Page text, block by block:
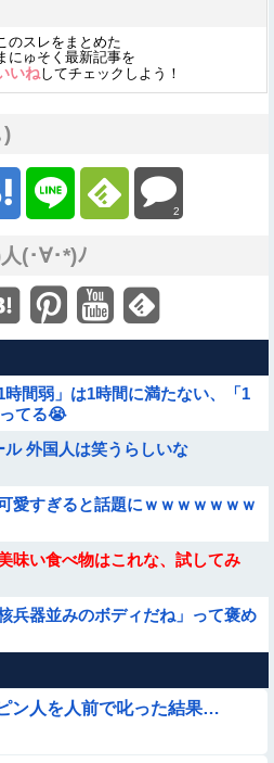
のスレをまとめた
にゅそく最新記事を
いねしてチェックしよう！
)
2
(･∀･*)ﾉ
時間弱」は1時間に満たない、「1
てる😭
外国人は笑うらしいな
愛すぎると話題にｗｗｗｗｗｗｗ
味い食べ物はこれな、試してみ
器並みのボディだね」って褒め
た男性、とんでもない方法で制圧
ど実際は『雲泥の差』があるも
ン人を人前で叱った結果…